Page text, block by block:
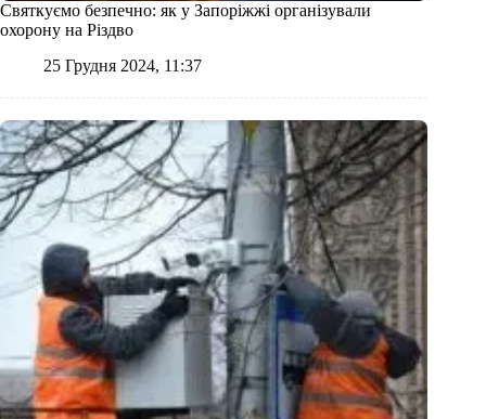
Святкуємо безпечно: як у Запоріжжі організували
охорону на Різдво
25 Грудня 2024, 11:37